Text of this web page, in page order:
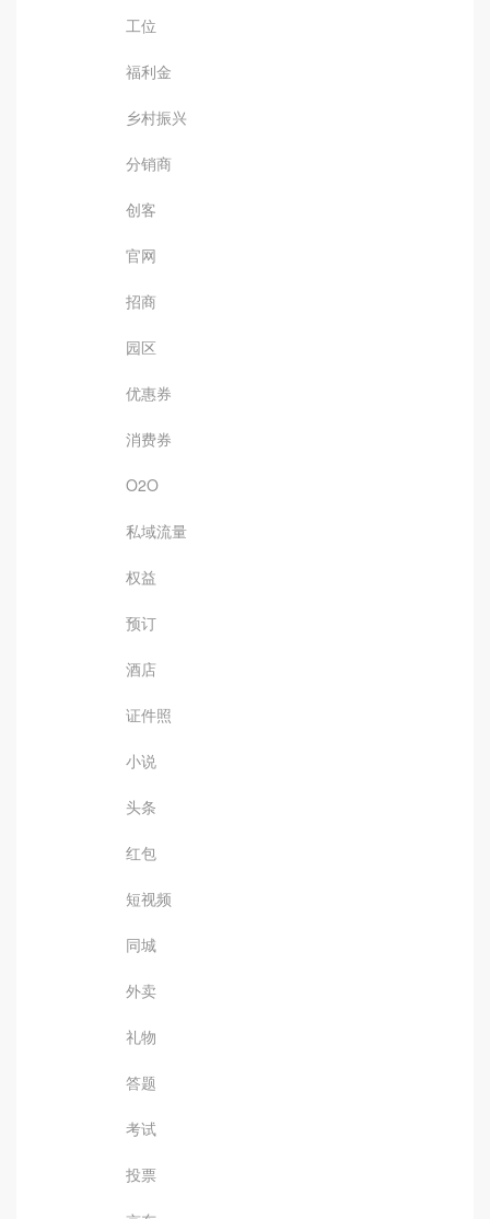
工位
福利金
乡村振兴
分销商
创客
官网
招商
园区
优惠券
消费券
O2O
私域流量
权益
预订
酒店
证件照
小说
头条
红包
短视频
同城
外卖
礼物
答题
考试
投票